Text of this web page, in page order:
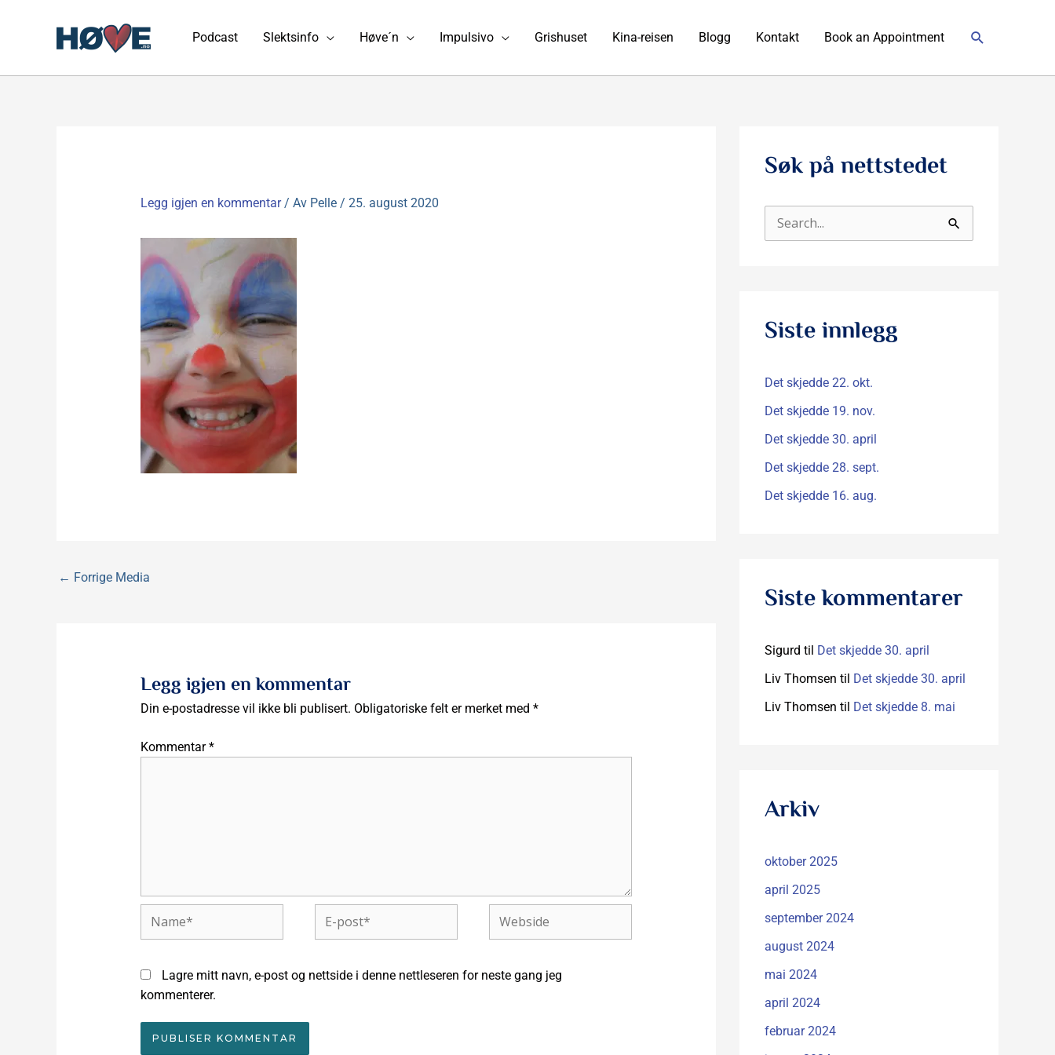
Podcast Slektsinfo Høve´n Impulsivo Grishuset Kina-reisen Blogg Kontakt Book an Appointment Søk
Legg igjen en kommentar / Av Pelle / 25. august 2020
← Forrige Media
Legg igjen en kommentar
Din e-postadresse vil ikke bli publisert. Obligatoriske felt er merket med *
Kommentar*
Name*
post*
Webside
Lagre mitt navn, e-post og nettside i denne nettleseren for neste gang jeg
kommenterer.
Søk på nettstedet
t
e
r
Siste innlegg
Det skjedde 22. okt.
Det skjedde 19. nov.
Det skjedde 30. april
Det skjedde 28. sept.
Det skjedde 16. aug.
Siste kommentarer
Sigurd til Det skjedde 30. april
Liv Thomsen til Det skjedde 30. april
Liv Thomsen til Det skjedde 8. mai
Arkiv
oktober 2025
april 2025
september 2024
august 2024
mai 2024
april 2024
februar 2024